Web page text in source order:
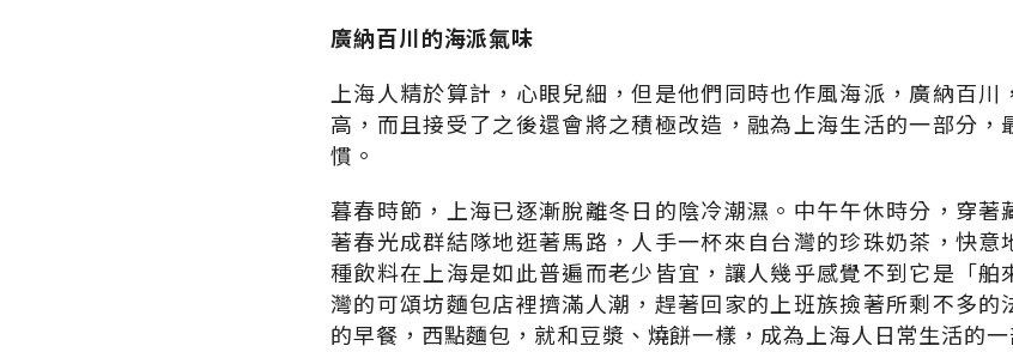
廣納百川的海派氣味
上海人精於算計，心眼兒細，但是他們同時也作風海派，廣納百川
高，而且接受了之後還會將之積極改造，融為上海生活的一部分，
慣。
暮春時節，上海已逐漸脫離冬日的陰冷潮濕。中午午休時分，穿著
著春光成群結隊地逛著馬路，人手一杯來自台灣的珍珠奶茶，快意
種飲料在上海是如此普遍而老少皆宜，讓人幾乎感覺不到它是「舶
灣的可頌坊麵包店裡擠滿人潮，趕著回家的上班族撿著所剩不多的
的早餐，西點麵包，就和豆漿、燒餅一樣，成為上海人日常生活的一